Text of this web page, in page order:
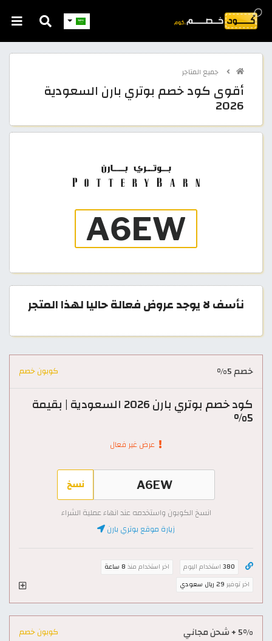
جميع المتاجر
أقوى كود خصم بوتري بارن السعودية
2026
نأسف لا يوجد عروض فعالة حاليا لهذا المتجر
خصم 5% كوبون خصم
كود خصم بوتري بارن 2026 السعودية | بقيمة
5%
عرض غير فعال
نسخ
انسخ الكوبون واستخدمه عند انهاء عملية الشراء
زيارة موقع بوتري بارن
380 استخدام اليوم اخر استخدام منذ 8 ساعة
اخر توفير 29 ريال سعودي
5% + شحن مجاني كوبون خصم